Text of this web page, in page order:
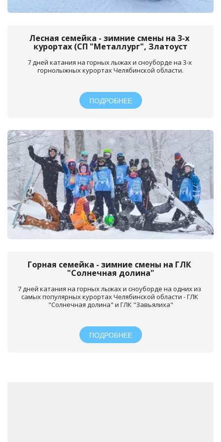
Лесная семейка - зимние смены на 3-х
курортах (СП "Металлург", Златоуст
7 дней катания на горных лыжах и сноуборде на 3-х
горнолыжных курортах Челябинской области.
ПОДРОБНЕЕ
Горная семейка - зимние смены на ГЛК
"Солнечная долина"
7 дней катания на горных лыжах и сноуборде на одних из
самых популярных курортах Челябинской области - ГЛК
"Солнечная долина" и ГЛК "Завьялиха"
ПОДРОБНЕЕ